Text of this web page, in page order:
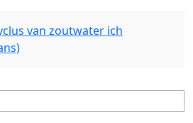
van zoutwater ich